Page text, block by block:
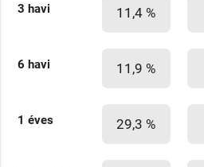
3 havi 11,4 %
6 havi 11,9 %
1 éves 29,3 %